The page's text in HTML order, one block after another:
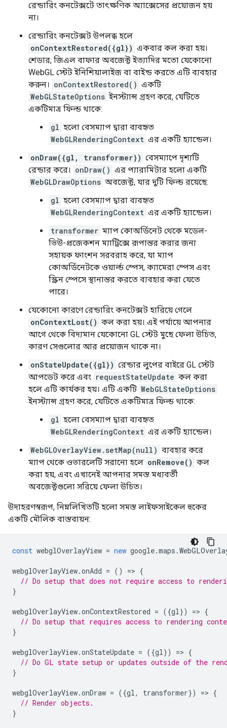
রেন্ডারিং কনটেক্সটে তাৎক্ষণিক অ্যাক্সেসের প্রয়োজন হয়
না।
রেন্ডারিং কনটেক্সট উপলব্ধ হলে
onContextRestored({gl}) একবার কল করা হয়।
শেডার, জিএল বাফার অবজেক্ট ইত্যাদির মতো যেকোনো
WebGL স্টেট ইনিশিয়ালাইজ বা বাইন্ড করতে এটি ব্যবহার
করুন। onContextRestored() একটি
WebGLStateOptions ইনস্ট্যান্স গ্রহণ করে, যেটিতে
একটিমাত্র ফিল্ড থাকে:
gl হলো বেসম্যাপ দ্বারা ব্যবহৃত
WebGLRenderingContext এর একটি হ্যান্ডেল।
onDraw({gl, transformer}) বেসম্যাপে দৃশ্যটি
রেন্ডার করে। onDraw() এর প্যারামিটার হলো একটি
WebGLDrawOptions অবজেক্ট, যার দুটি ফিল্ড রয়েছে:
gl হলো বেসম্যাপ দ্বারা ব্যবহৃত
WebGLRenderingContext এর একটি হ্যান্ডেল।
transformer ম্যাপ কোঅর্ডিনেট থেকে মডেল-
ভিউ-প্রজেকশন ম্যাট্রিক্সে রূপান্তর করার জন্য
সহায়ক ফাংশন সরবরাহ করে, যা ম্যাপ
কোঅর্ডিনেটকে ওয়ার্ল্ড স্পেস, ক্যামেরা স্পেস এবং
স্ক্রিন স্পেসে স্থানান্তর করতে ব্যবহার করা যেতে
পারে।
যেকোনো কারণে রেন্ডারিং কনটেক্সট হারিয়ে গেলে
onContextLost() কল করা হয়। এই পর্যায়ে আপনার
আগে থেকে বিদ্যমান যেকোনো GL স্টেট মুছে ফেলা উচিত,
কারণ সেগুলোর আর প্রয়োজন থাকে না।
onStateUpdate({gl}) রেন্ডার লুপের বাইরে GL স্টেট
আপডেট করে এবং requestStateUpdate কল করা
হলে এটি কার্যকর হয়। এটি একটি WebGLStateOptions
ইনস্ট্যান্স গ্রহণ করে, যেটিতে একটিমাত্র ফিল্ড থাকে:
gl হলো বেসম্যাপ দ্বারা ব্যবহৃত
WebGLRenderingContext এর একটি হ্যান্ডেল।
WebGLOverlayView.setMap(null) ব্যবহার করে
ম্যাপ থেকে ওভারলেটি সরানো হলে onRemove() কল
করা হয়, এবং এখানেই আপনার সমস্ত মধ্যবর্তী
অবজেক্টগুলো সরিয়ে ফেলা উচিত।
উদাহরণস্বরূপ, নিম্নলিখিতটি হলো সমস্ত লাইফসাইকেল হুকের
একটি মৌলিক বাস্তবায়ন:
const webglOverlayView = new google.maps .
webglOverlayView.onAdd = () => {
// Do setup that does not require access to
}
webglOverlayView.onContextRestored = ({gl}) => {
// Do setup that requires access to rendering
}
webglOverlayView.onStateUpdate = ({gl}) => {
// Do GL state setup or updates outside of the
}
webglOverlayView.onDraw = ({gl, transformer}) => {
// Render objects.
}